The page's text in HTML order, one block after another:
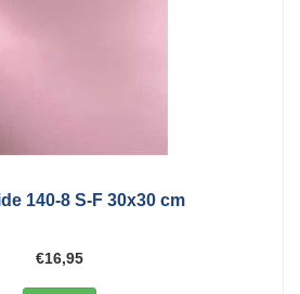
140-8 S-F 30x30 cm
€16,95